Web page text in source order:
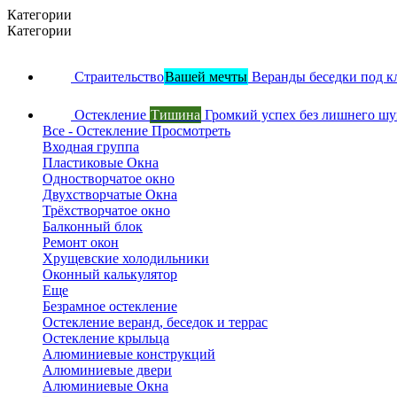
Категории
Категории
СтраительствоВашей мечты Веранды беседки под
Остекление Тишина Громкий успех без лишнего
Все - Остекление Просмотреть
Входная группа
Пластиковые Окна
Одностворчатое окно
Двухстворчатые Окна
Трёхстворчатое окно
Балконный блок
Ремонт окон
Хрущевские холодильники
Оконный калькулятор
Еще
Безрамное остекление
Остекление веранд, беседок и террас
Остекление крыльца
Алюминиевые конструкций
Алюминиевые двери
Алюминиевые Окна